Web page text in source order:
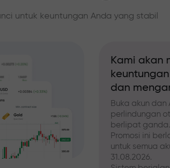
untuk keuntungan Anda yang stabil
Kami akan
dan
Buka akun
perlindungan
berlipat ganda.
Promosi ini
untuk semua
31.08.2026.